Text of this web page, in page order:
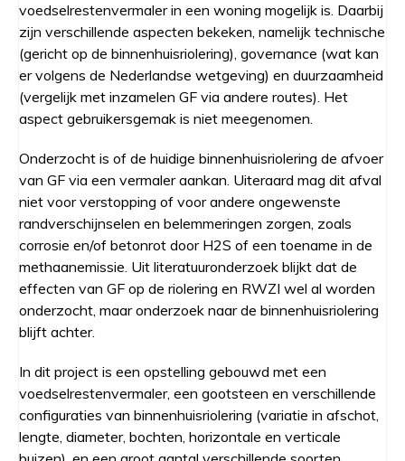
voedselrestenvermaler in een woning mogelijk is. Daarbij
zijn verschillende aspecten bekeken, namelijk technische
(gericht op de binnenhuisriolering), governance (wat kan
er volgens de Nederlandse wetgeving) en duurzaamheid
(vergelijk met inzamelen GF via andere routes). Het
aspect gebruikersgemak is niet meegenomen.
Onderzocht is of de huidige binnenhuisriolering de afvoer
van GF via een vermaler aankan. Uiteraard mag dit afval
niet voor verstopping of voor andere ongewenste
randverschijnselen en belemmeringen zorgen, zoals
corrosie en/of betonrot door H2S of een toename in de
methaanemissie. Uit literatuuronderzoek blijkt dat de
effecten van GF op de riolering en RWZI wel al worden
onderzocht, maar onderzoek naar de binnenhuisriolering
blijft achter.
In dit project is een opstelling gebouwd met een
voedselrestenvermaler, een gootsteen en verschillende
configuraties van binnenhuisriolering (variatie in afschot,
lengte, diameter, bochten, horizontale en verticale